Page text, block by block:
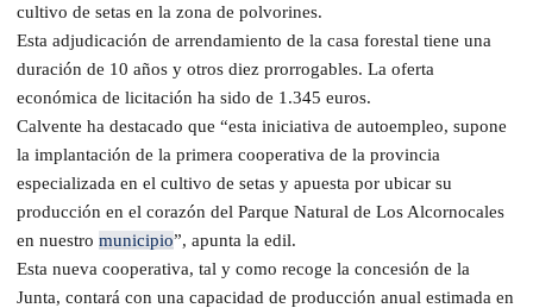
cultivo de setas en la zona de polvorines.
Esta adjudicación de arrendamiento de la casa forestal tiene una
duración de 10 años y otros diez prorrogables. La oferta
económica de licitación ha sido de 1.345 euros.
Calvente ha destacado que “esta iniciativa de autoempleo, supone
la implantación de la primera cooperativa de la provincia
especializada en el cultivo de setas y apuesta por ubicar su
producción en el corazón del Parque Natural de Los Alcornocales
en nuestro municipio”, apunta la edil.
Esta nueva cooperativa, tal y como recoge la concesión de la
Junta, contará con una capacidad de producción anual estimada en